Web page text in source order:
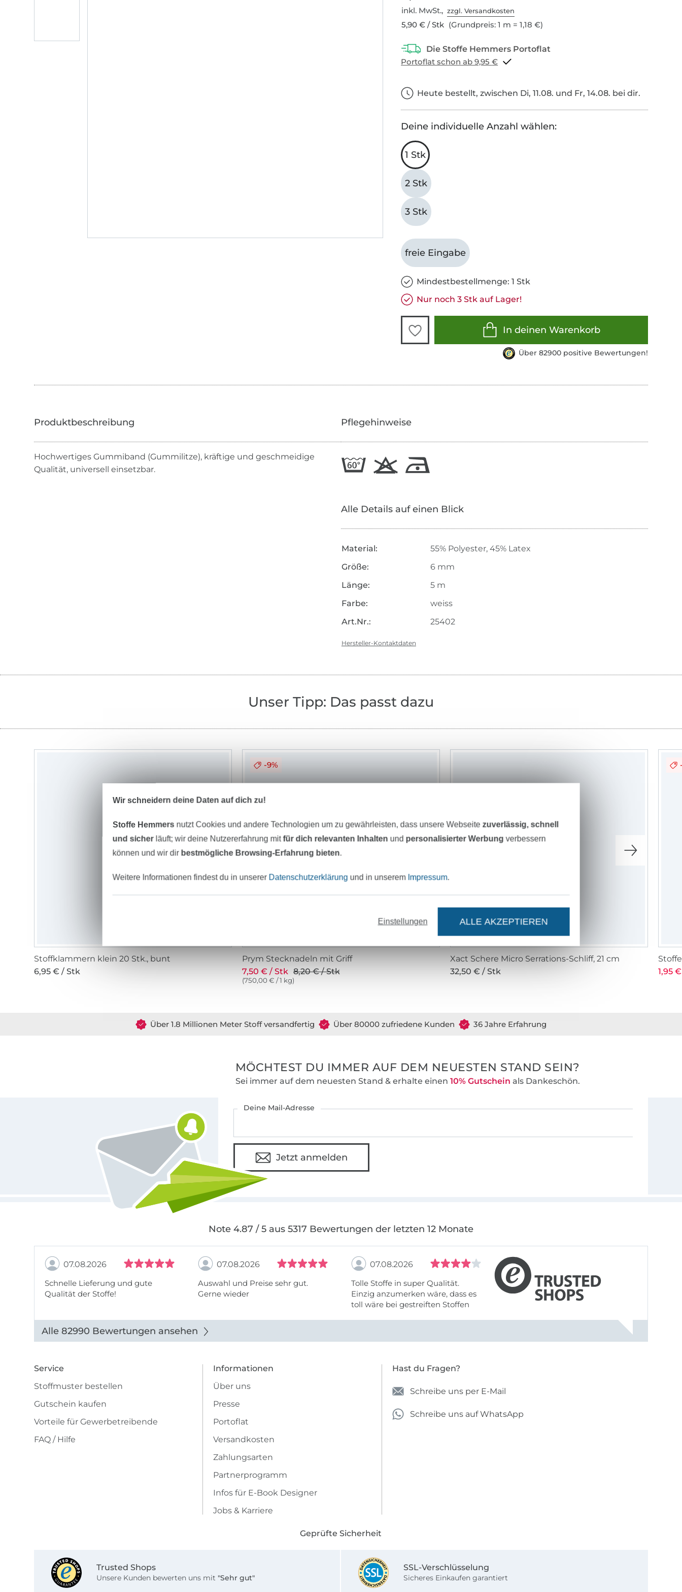
inkl. MwSt.,zzgl. Versandkosten
5,90 € / Stk (Grundpreis: 1 m = 1,18 €)
Portoflat schon ab 9,95 €
Heute bestellt, zwischen Di, 11.08. und Fr, 14.08. bei dir.
Deine individuelle Anzahl wählen:
1 Stk
2 Stk
3 Stk
freie Eingabe
Mindestbestellmenge: 1 Stk
Nur noch 3 Stk auf Lager!
In deinen Warenkorb
Über 82900 positive Bewertungen!
Hochwertiges Gummiband (Gummilitze), kräftige und geschmeidige
Qualität, universell einsetzbar.
Pflegehinweise
Alle Details auf einen Blick
Material:
55% Polyester, 45% Latex
Größe:
6 mm
Länge:
5 m
Farbe:
weiss
Art.Nr.:
25402
Hersteller-Kontaktdaten
Unser Tipp: Das passt dazu
Stoffklammern klein 20 Stk., bunt
6,95 € / Stk
-9%
Prym Stecknadeln mit Griff
7,50 € / Stk 8,20 € / Stk
(750,00 € / 1 kg)
Xact Schere Micro Serrations-Schliff, 21 cm
32,50 € / Stk
1,95
Über 1.8 Millionen Meter Stoff versandfertig Über 80000 zufriedene Kunden 36 Jahre Erfahrung
MÖCHTEST DU IMMER AUF DEM NEUESTEN STAND SEIN?
Sei immer auf dem neuesten Stand & erhalte einen 10% Gutschein als Dankeschön.
Deine Mail-Adresse
Jetzt anmelden
Note 4.87 / 5 aus 5317 Bewertungen der letzten 12 Monate
07.08.2026
Schnelle Lieferung und gute
Qualität der Stoffe!
07.08.2026
Auswahl und Preise sehr gut.
Gerne wieder
07.08.2026
Tolle Stoffe in super Qualität.
Einzig anzumerken wäre, dass es
toll wäre bei gestreiften Stoffen
Alle 82990 Bewertungen ansehen
Service
Stoffmuster bestellen
Gutschein kaufen
Vorteile für Gewerbetreibende
FAQ / Hilfe
Informationen
Über uns
Presse
Portoflat
Versandkosten
Zahlungsarten
Partnerprogramm
Infos für E-Book Designer
Jobs & Karriere
Hast du Fragen?
Schreibe uns per E-Mail
Schreibe uns auf WhatsApp
Geprüfte Sicherheit
Trusted Shops
Unsere Kunden bewerten uns mit "Sehr gut"
SSL-Verschlüsselung
Sicheres Einkaufen garantiert
Wir schneidern deine Daten auf dich zu!
Stoffe Hemmers nutzt Cookies und andere Technologien um zu gewährleisten, dass unsere Webseitezuverlässig, schnell
und sicherläuft; wir deine Nutzererfahrung mitfür dich relevanten Inhalten und personalisierter Werbung verbessern
können und wir dir bestmögliche Browsing-Erfahrung bieten.
Weitere Informationen findest du in unserer Datenschutzerklärung und in unserem Impressum.
Einstellungen ALLE AKZEPTIEREN